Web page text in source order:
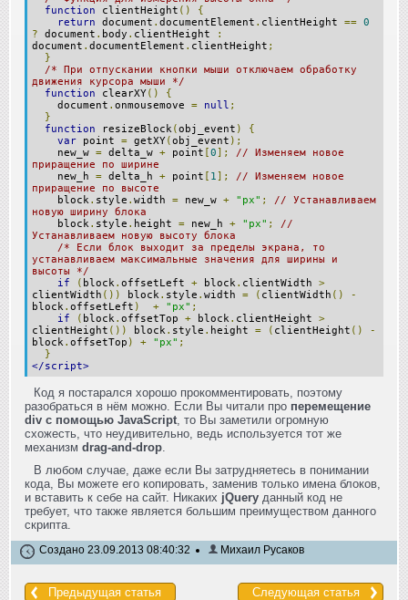
function clientHeight ()
{
return document . documentElement . clientHeight == 0
? document . body . clientHeight
:
document . documentElement . clientHeight ;
}
/* При отпускании кнопки мыши отключаем обработку
движения курсора мыши */
function clearXY()
{
document . onmousemove = null ;
}
function resizeBlock(obj_event )
{
var point = getXY(obj_event );
new_w = delta_w + point [0];
// Изменяем новое
приращение по ширине
new_h = delta_h + point [ 1];
// Изменяем новое
приращение по высоте
block. style . width = new_w + "px" ;
// Устанавливаем
новую ширину блока
block. style . height = new_h + "px" ;
//
Устанавливаем новую высоту блока
/* Если блок выходит за пределы экрана, то
устанавливаем максимальные значения для ширины и
высоты */
if
( block. offsetLeft + block. clientWidth >
clientWidth ()) block. style . width = ( clientWidth ()
-
block. offsetLeft ) + "px" ;
if
( block. offsetTop + block. clientHeight >
clientHeight ()) block. style . height = ( clientHeight ()
-
block. offsetTop ) + "px" ;
}
</script>
Код я постарался хорошо прокомментировать, поэтому
разобраться в нём можно. Если Вы читали про перемещение
div с помощью JavaScript , то Вы заметили огромную
схожесть, что неудивительно, ведь используется тот же
механизм drag-and-drop
В любом случае, даже если Вы затрудняетесь в понимании
кода, Вы можете его копировать, заменив только имена блоков,
и вставить к себе на сайт. Никаких jQuery данный код не
требует, что также является большим преимуществом данного
скрипта.
Создано 23.09.2013 08:40:32 Михаил Русаков
Предыдущая статья Следующая статья